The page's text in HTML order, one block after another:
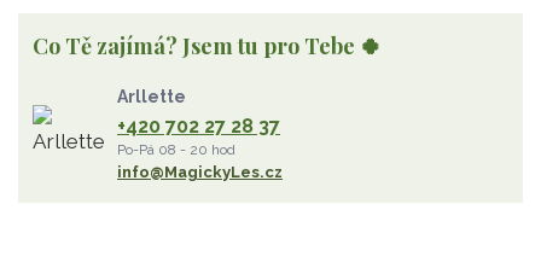
Co Tě zajímá? Jsem tu pro Tebe 🍀
Arllette
+420 702 27 28 37
Po-Pá 08 - 20 hod
info@MagickyLes.cz